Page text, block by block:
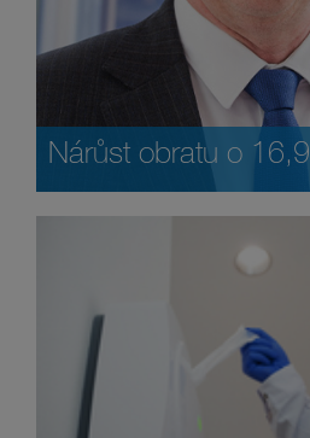
Nárůst obratu o